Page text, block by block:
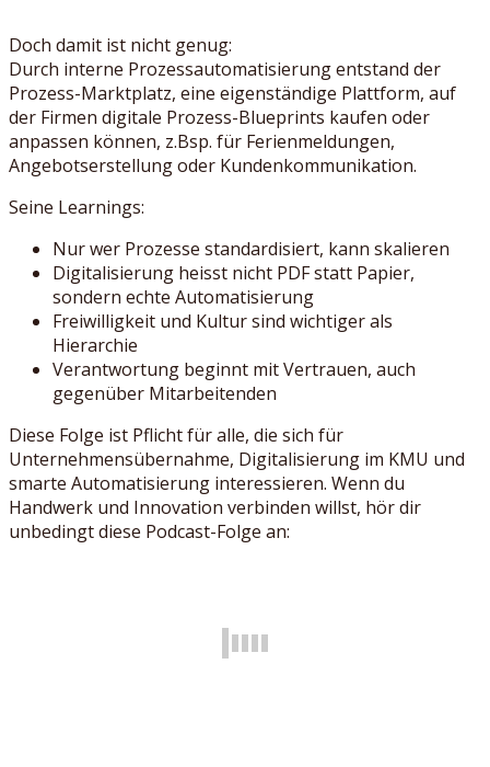
Doch damit ist nicht genug:
Durch interne Prozessautomatisierung entstand der
Prozess-Marktplatz, eine eigenständige Plattform, auf
der Firmen digitale Prozess-Blueprints kaufen oder
anpassen können, z.Bsp. für Ferienmeldungen,
Angebotserstellung oder Kundenkommunikation.
Seine Learnings:
Nur wer Prozesse standardisiert, kann skalieren
Digitalisierung heisst nicht PDF statt Papier,
sondern echte Automatisierung
Freiwilligkeit und Kultur sind wichtiger als
Hierarchie
Verantwortung beginnt mit Vertrauen, auch
gegenüber Mitarbeitenden
Diese Folge ist Pflicht für alle, die sich für
Unternehmensübernahme, Digitalisierung im KMU und
smarte Automatisierung interessieren. Wenn du
Handwerk und Innovation verbinden willst, hör dir
unbedingt diese Podcast-Folge an: